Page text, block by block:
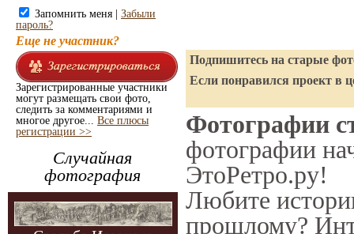
Запомнить меня | Забыли
пароль?
Еще не участник?
Зарегистрированные участники
могут размещать свои фото,
следить за комментариями и
многое другое... Все плюсы
регистрации >>
Случайная
фотография
Подпишитесь на старые
Если понравился проект в
Фотографии
фотографии
ЭтоРетро.ру!
Любите
прошлому?